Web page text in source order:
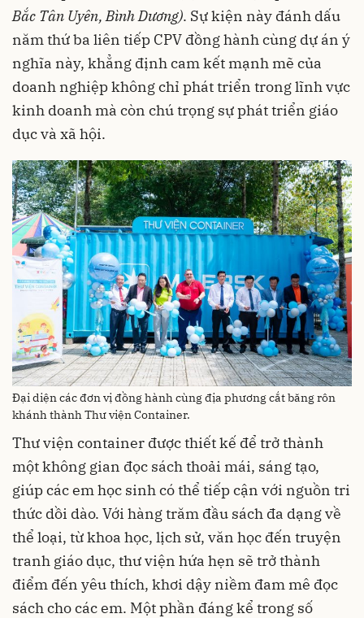
Bắc Tân Uyên, Bình Dương). Sự kiện này đánh dấu
năm thứ ba liên tiếp CPV đồng hành cùng dự án ý
nghĩa này, khẳng định cam kết mạnh mẽ của
doanh nghiệp không chỉ phát triển trong lĩnh vực
kinh doanh mà còn chú trọng sự phát triển giáo
dục và xã hội.
Đại diện các đơn vị đồng hành cùng địa phương cắt băng rôn
khánh thành Thư viện Container.
Thư viện container được thiết kế để trở thành
một không gian đọc sách thoải mái, sáng tạo,
giúp các em học sinh có thể tiếp cận với nguồn tri
thức dồi dào. Với hàng trăm đầu sách đa dạng về
thể loại, từ khoa học, lịch sử, văn học đến truyện
tranh giáo dục, thư viện hứa hẹn sẽ trở thành
điểm đến yêu thích, khơi dậy niềm đam mê đọc
sách cho các em. Một phần đáng kể trong số